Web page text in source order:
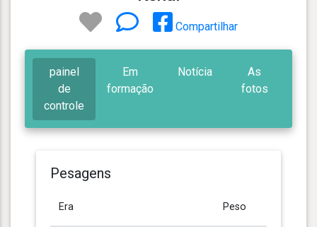
Compartilhar
painel
de
controle
Em
formação
Notícia
As
fotos
Pesagens
Era Peso